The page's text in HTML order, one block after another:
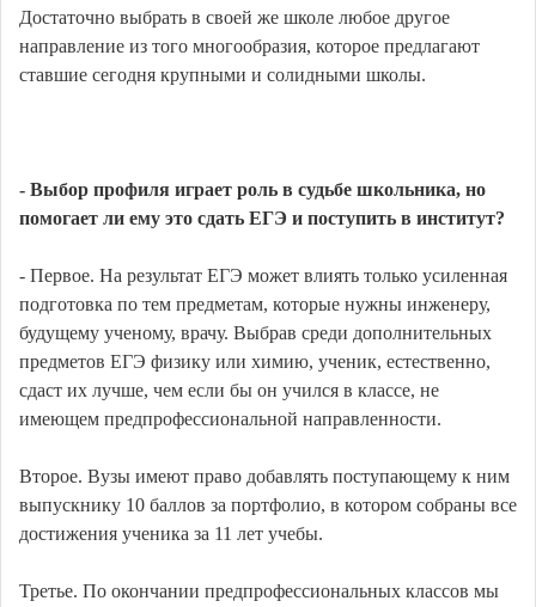
Достаточно выбрать в своей же школе любое другое
направление из того многообразия, которое предлагают
ставшие сегодня крупными и солидными школы.
- Выбор профиля играет роль в судьбе школьника, но
помогает ли ему это сдать ЕГЭ и поступить в институт?
- Первое. На результат ЕГЭ может влиять только усиленная
подготовка по тем предметам, которые нужны инженеру,
будущему ученому, врачу. Выбрав среди дополнительных
предметов ЕГЭ физику или химию, ученик, естественно,
сдаст их лучше, чем если бы он учился в классе, не
имеющем предпрофессиональной направленности.
Второе. Вузы имеют право добавлять поступающему к ним
выпускнику 10 баллов за портфолио, в котором собраны все
достижения ученика за 11 лет учебы.
Третье. По окончании предпрофессиональных классов мы